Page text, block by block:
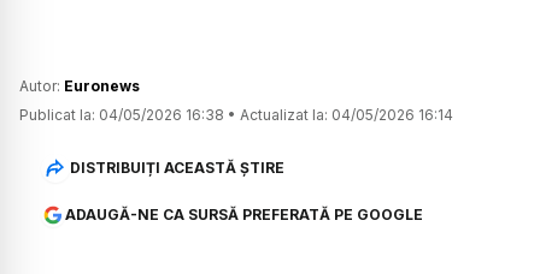
Autor: Euronews
Publicat la: 04/05/2026 16:38 • Actualizat la: 04/05/2026 16:14
DISTRIBUIȚI ACEASTĂ ȘTIRE
ADAUGĂ-NE CA SURSĂ PREFERATĂ PE GOOGLE